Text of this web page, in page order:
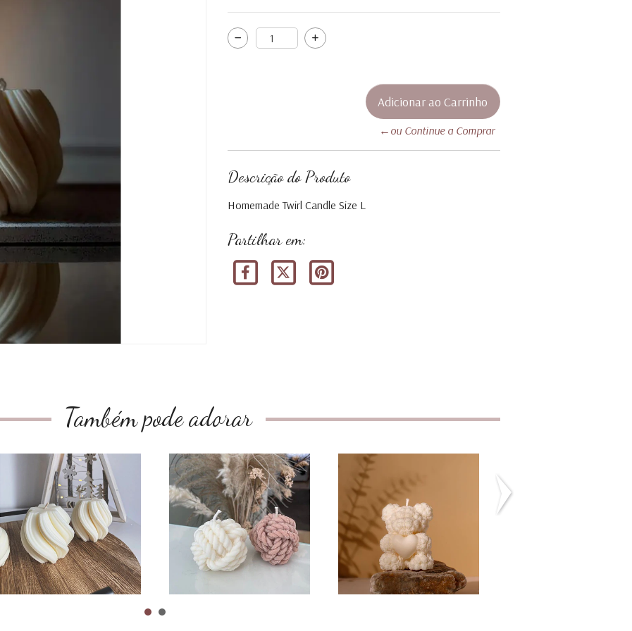
←ou Continue a Comprar
Descrição do Produto
Homemade Twirl Candle Size L
Partilhar em:
Também pode adorar
Twirl Candle Size
M
CHF19.90
The Knot Candle
CHF4.90
Teddy Bear with
Heart
CHF14.90
Angel Baby